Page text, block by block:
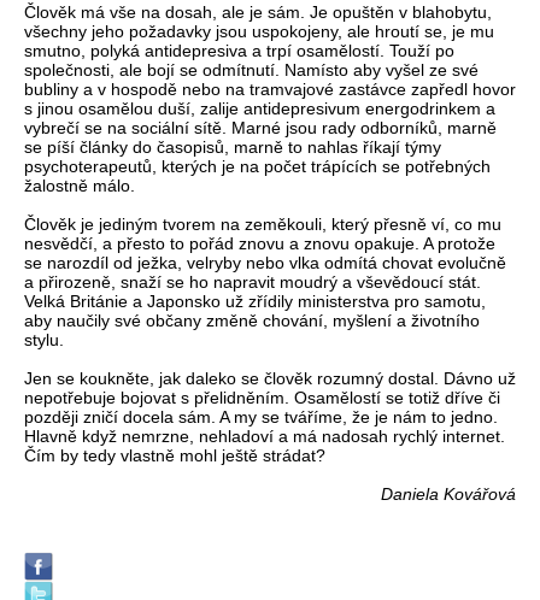
Člověk má vše na dosah, ale je sám. Je opuštěn v blahobytu,
všechny jeho požadavky jsou uspokojeny, ale hroutí se, je mu
smutno, polyká antidepresiva a trpí osamělostí. Touží po
společnosti, ale bojí se odmítnutí. Namísto aby vyšel ze své
bubliny a v hospodě nebo na tramvajové zastávce zapředl hovor
s jinou osamělou duší, zalije antidepresivum energodrinkem a
vybrečí se na sociální sítě. Marné jsou rady odborníků, marně
se píší články do časopisů, marně to nahlas říkají týmy
psychoterapeutů, kterých je na počet trápících se potřebných
žalostně málo.
Člověk je jediným tvorem na zeměkouli, který přesně ví, co mu
nesvědčí, a přesto to pořád znovu a znovu opakuje. A protože
se narozdíl od ježka, velryby nebo vlka odmítá chovat evolučně
a přirozeně, snaží se ho napravit moudrý a vševědoucí stát.
Velká Británie a Japonsko už zřídily ministerstva pro samotu,
aby naučily své občany změně chování, myšlení a životního
stylu.
Jen se koukněte, jak daleko se člověk rozumný dostal. Dávno už
nepotřebuje bojovat s přelidněním. Osamělostí se totiž dříve či
později zničí docela sám. A my se tváříme, že je nám to jedno.
Hlavně když nemrzne, nehladoví a má nadosah rychlý internet.
Čím by tedy vlastně mohl ještě strádat?
Daniela Kovářová